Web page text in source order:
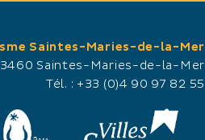
Saintes-Maries-de-la-Mer
Saintes-Maries-de-la-Mer
Tél. : +33 (0)4 90 97 82 55